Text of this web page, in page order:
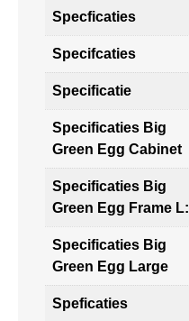
Specficaties
Specifcaties
Specificatie
Specificaties Big
Green Egg Cabinet
Specificaties Big
Green Egg Frame L:
Specificaties Big
Green Egg Large
Speficaties